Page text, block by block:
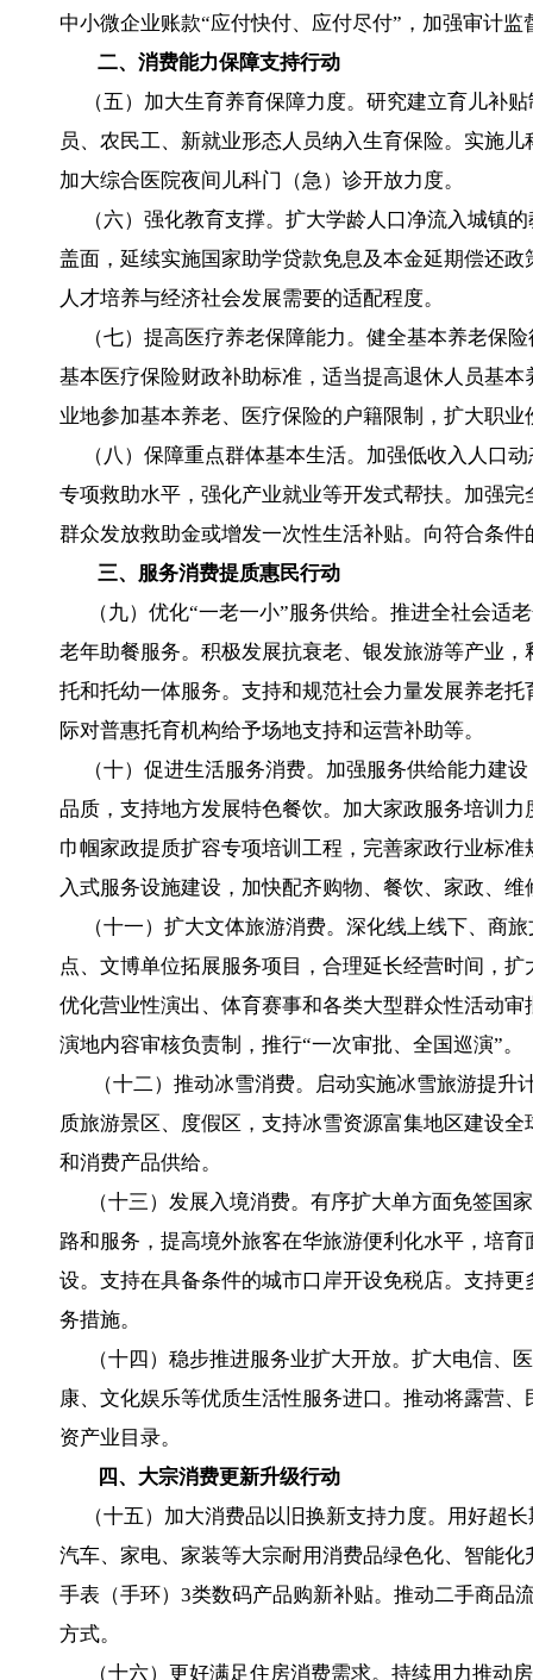
中小微企业账款“应付快付、应付尽付”，加强审计
二、消费能力保障支持行动
（五）加大生育养育保障力度。研究建立育儿补
员、农民工、新就业形态人员纳入生育保险。实施
加大综合医院夜间儿科门（急）诊开放力度。
（六）强化教育支撑。扩大学龄人口净流入城镇
盖面，延续实施国家助学贷款免息及本金延期偿还
人才培养与经济社会发展需要的适配程度。
（七）提高医疗养老保障能力。健全基本养老保
基本医疗保险财政补助标准，适当提高退休人员基
业地参加基本养老、医疗保险的户籍限制，扩大职业
（八）保障重点群体基本生活。加强低收入人口
专项救助水平，强化产业就业等开发式帮扶。加强
群众发放救助金或增发一次性生活补贴。向符合条
三、服务消费提质惠民行动
（九）优化“一老一小”服务供给。推进全社会适
老年助餐服务。积极发展抗衰老、银发旅游等产业
托和托幼一体服务。支持和规范社会力量发展养老
际对普惠托育机构给予场地支持和运营补助等。
（十）促进生活服务消费。加强服务供给能力建
品质，支持地方发展特色餐饮。加大家政服务培训
巾帼家政提质扩容专项培训工程，完善家政行业标
入式服务设施建设，加快配齐购物、餐饮、家政、
（十一）扩大文体旅游消费。深化线上线下、商
点、文博单位拓展服务项目，合理延长经营时间，
优化营业性演出、体育赛事和各类大型群众性活动
演地内容审核负责制，推行“一次审批、全国巡演”。
（十二）推动冰雪消费。启动实施冰雪旅游提升
质旅游景区、度假区，支持冰雪资源富集地区建设
和消费产品供给。
（十三）发展入境消费。有序扩大单方面免签国
路和服务，提高境外旅客在华旅游便利化水平，培
设。支持在具备条件的城市口岸开设免税店。支持
务措施。
（十四）稳步推进服务业扩大开放。扩大电信、
康、文化娱乐等优质生活性服务进口。推动将露营
资产业目录。
四、大宗消费更新升级行动
（十五）加大消费品以旧换新支持力度。用好超
汽车、家电、家装等大宗耐用消费品绿色化、智能
手表（手环）3类数码产品购新补贴。推动二手商品
方式。
（十六）更好满足住房消费需求。持续用力推动